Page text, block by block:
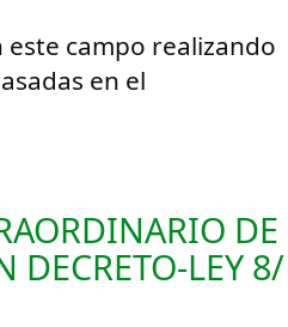
campo realizando
en el
DE
DECRETO-LEY 8/